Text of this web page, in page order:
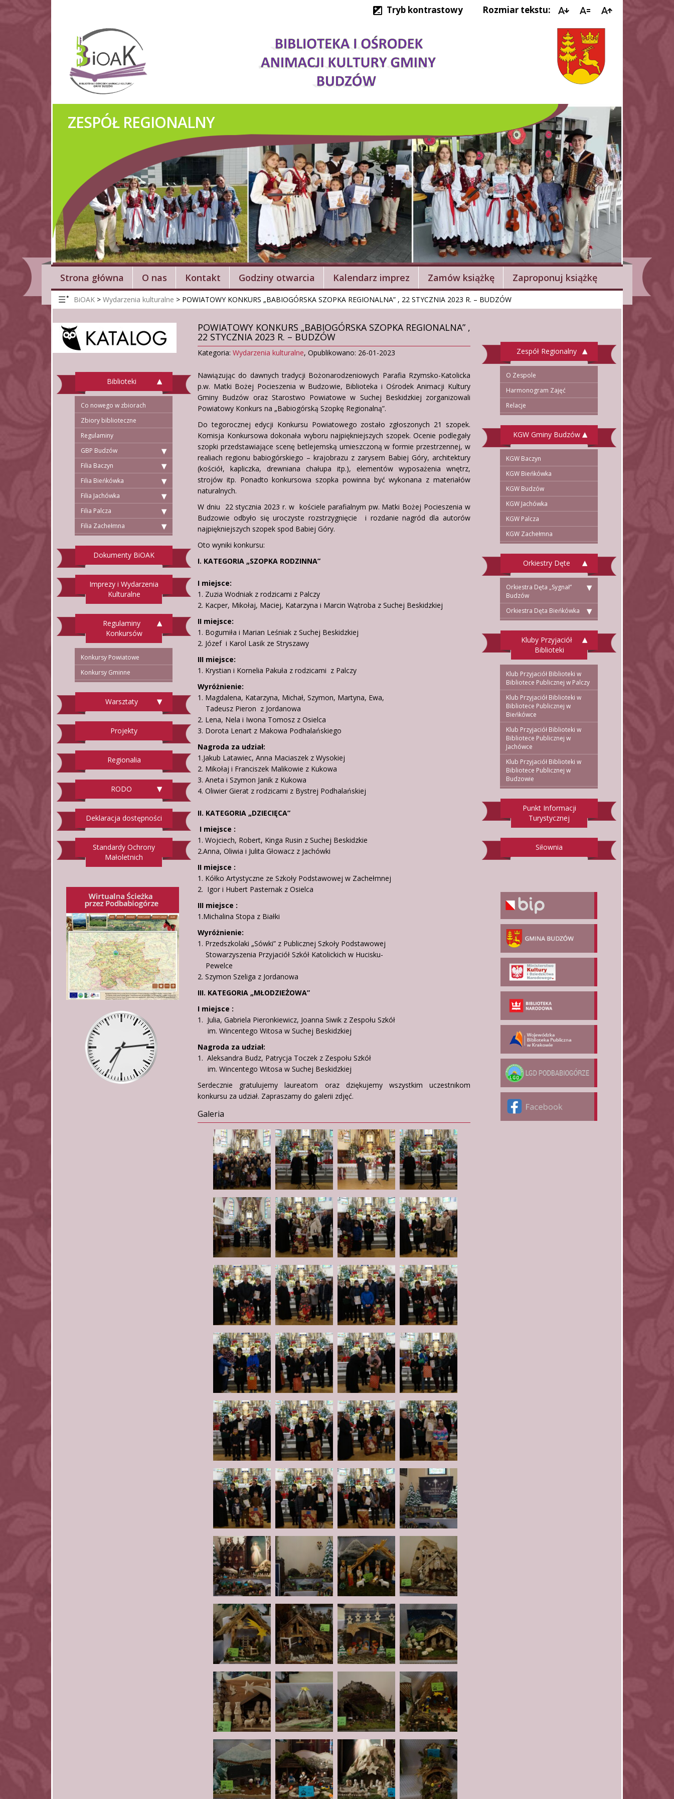
Tryb kontrastowy Rozmiar tekstu:
IMPREZY KULTURALNE
Strona główna O nas Kontakt Godziny otwarcia Kalendarz imprez Zamów książkę Zaproponuj książkę
BiOAK > Wydarzenia kulturalne > POWIATOWY KONKURS „BABIOGÓRSKA SZOPKA REGIONALNA” , 22 STYCZNIA 2023 R. – BUDZÓW
Biblioteki
Co nowego w zbiorach
Zbiory biblioteczne
Regulaminy
GBP Budzów
Filia Baczyn
Filia Bieńkówka
Filia Jachówka
Filia Palcza
Filia Zachełmna
Dokumenty BiOAK
Imprezy i Wydarzenia
Kulturalne
Regulaminy
Konkursów
Konkursy Powiatowe
Konkursy Gminne
Warsztaty
Projekty
Regionalia
RODO
Deklaracja dostępności
Standardy Ochrony
Małoletnich
POWIATOWY KONKURS „BABIOGÓRSKA SZOPKA REGIONALNA” ,
22 STYCZNIA 2023 R. – BUDZÓW
Kategoria: Wydarzenia kulturalne, Opublikowano: 26-01-2023
Nawiązując do dawnych tradycji Bożonarodzeniowych Parafia Rzymsko-Katolicka
p.w. Matki Bożej Pocieszenia w Budzowie, Biblioteka i Ośrodek Animacji Kultury
Gminy Budzów oraz Starostwo Powiatowe w Suchej Beskidzkiej zorganizowali
Powiatowy Konkurs na „Babiogórską Szopkę Regionalną”.
Do tegorocznej edycji Konkursu Powiatowego zostało zgłoszonych 21 szopek.
Komisja Konkursowa dokonała wyboru najpiękniejszych szopek. Ocenie podlegały
szopki przedstawiające scenę betlejemską umieszczoną w formie przestrzennej, w
realiach regionu babiogórskiego – krajobrazu z zarysem Babiej Góry, architektury
(kościół, kapliczka, drewniana chałupa itp.), elementów wyposażenia wnętrz,
strojów itp. Ponadto konkursowa szopka powinna być wykonana z materiałów
naturalnych.
W dniu 22 stycznia 2023 r. w kościele parafialnym pw. Matki Bożej Pocieszenia w
Budzowie odbyło się uroczyste rozstrzygnięcie i rozdanie nagród dla autorów
najpiękniejszych szopek spod Babiej Góry.
Oto wyniki konkursu:
I. KATEGORIA „SZOPKA RODZINNA”
I miejsce:
1. Zuzia Wodniak z rodzicami z Palczy
2. Kacper, Mikołaj, Maciej, Katarzyna i Marcin Wątroba z Suchej Beskidzkiej
II miejsce:
1. Bogumiła i Marian Leśniak z Suchej Beskidzkiej
2. Józef i Karol Lasik ze Stryszawy
III miejsce:
1. Krystian i Kornelia Pakuła z rodzicami z Palczy
Wyróżnienie:
1. Magdalena, Katarzyna, Michał, Szymon, Martyna, Ewa,
Tadeusz Pieron z Jordanowa
2. Lena, Nela i Iwona Tomosz z Osielca
3. Dorota Lenart z Makowa Podhalańskiego
Nagroda za udział:
1.Jakub Latawiec, Anna Maciaszek z Wysokiej
2. Mikołaj i Franciszek Malikowie z Kukowa
3. Aneta i Szymon Janik z Kukowa
4. Oliwier Gierat z rodzicami z Bystrej Podhalańskiej
II. KATEGORIA „DZIECIĘCA”
I miejsce :
1. Wojciech, Robert, Kinga Rusin z Suchej Beskidzkie
2.Anna, Oliwia i Julita Głowacz z Jachówki
II miejsce :
1. Kółko Artystyczne ze Szkoły Podstawowej w Zachełmnej
2. Igor i Hubert Pasternak z Osielca
III miejsce :
1.Michalina Stopa z Białki
Wyróżnienie:
1. Przedszkolaki „Sówki” z Publicznej Szkoły Podstawowej
Stowarzyszenia Przyjaciół Szkół Katolickich w Hucisku-
Pewelce
2. Szymon Szeliga z Jordanowa
III. KATEGORIA „MŁODZIEŻOWA”
I miejsce :
1. Julia, Gabriela Pieronkiewicz, Joanna Siwik z Zespołu Szkół
im. Wincentego Witosa w Suchej Beskidzkiej
Nagroda za udział:
1. Aleksandra Budz, Patrycja Toczek z Zespołu Szkół
im. Wincentego Witosa w Suchej Beskidzkiej
Serdecznie gratulujemy laureatom oraz dziękujemy wszystkim uczestnikom
konkursu za udział. Zapraszamy do galerii zdjęć.
Galeria
Zespół Regionalny
O Zespole
Harmonogram Zajęć
Relacje
KGW Gminy Budzów
KGW Baczyn
KGW Bieńkówka
KGW Budzów
KGW Jachówka
KGW Palcza
KGW Zachełmna
Orkiestry Dęte
Orkiestra Dęta „Sygnał”
Budzów
Orkiestra Dęta Bieńkówka
Kluby Przyjaciół
Biblioteki
Klub Przyjaciół Biblioteki w
Bibliotece Publicznej w Palczy
Klub Przyjaciół Biblioteki w
Bibliotece Publicznej w
Bieńkówce
Klub Przyjaciół Biblioteki w
Bibliotece Publicznej w
Jachówce
Klub Przyjaciół Biblioteki w
Bibliotece Publicznej w
Budzowie
Punkt Informacji
Turystycznej
Siłownia